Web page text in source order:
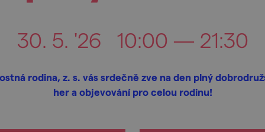
30. 5. '26 10:00 — 21:30
rodina, z. s. vás srdečně zve na den plný
her a objevování pro celou rodinu!